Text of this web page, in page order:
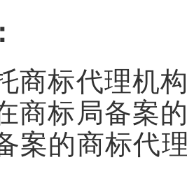
商标代理机
商标局备案
案的商标代